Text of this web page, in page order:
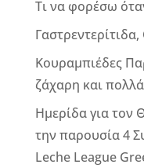
Τι να φορέσω
Κουραμπιέδες
ζάχαρη και
Ημερίδα για τον
την παρουσία 4
Leche League